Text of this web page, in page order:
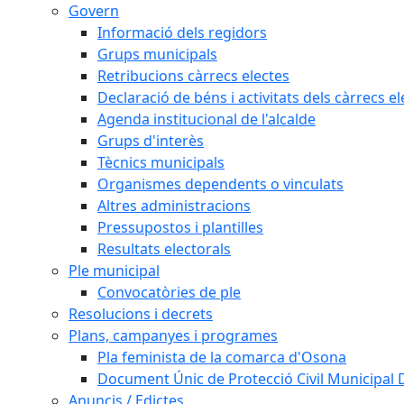
Govern
Informació dels regidors
Grups municipals
Retribucions càrrecs electes
Declaració de béns i activitats dels càrrecs
Agenda institucional de l'alcalde
Grups d'interès
Tècnics municipals
Organismes dependents o vinculats
Altres administracions
Pressupostos i plantilles
Resultats electorals
Ple municipal
Convocatòries de ple
Resolucions i decrets
Plans, campanyes i programes
Pla feminista de la comarca d'Osona
Document Únic de Protecció Civil Municipal